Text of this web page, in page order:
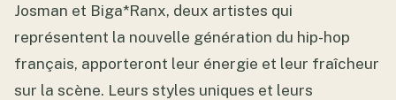
Josman et Biga*Ranx, deux artistes qui
représentent la nouvelle génération du hip-hop
français, apporteront leur énergie et leur fraîcheur
sur la scène. Leurs styles uniques et leurs